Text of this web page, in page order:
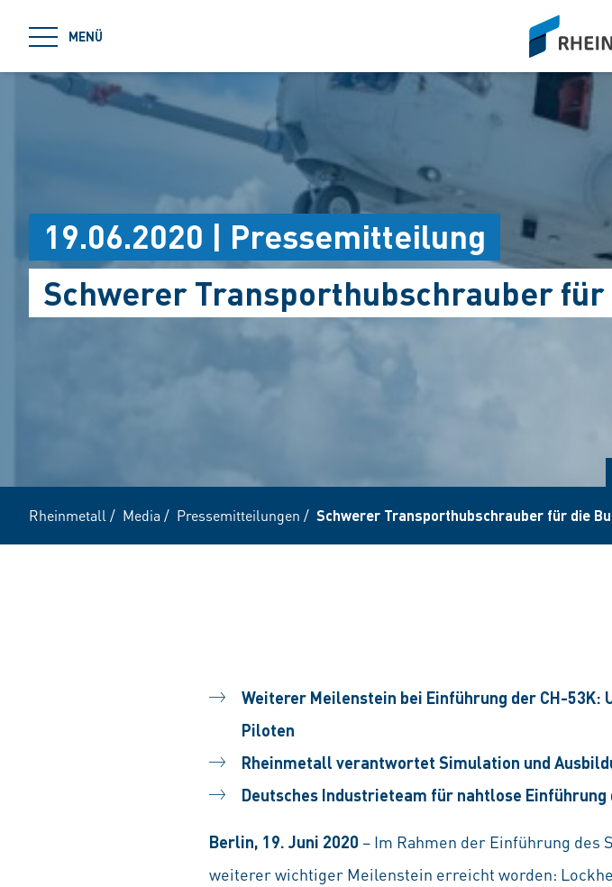
MENÜ
siteLogo
19.06.2020 | Pressemitteilung
Schwerer Transporthubschrauber
Rheinmetall / Media / Pressemitteilungen / Schwerer Transporthubschrauber für die
Weiterer Meilenstein bei Einführung der CH-
Piloten
Rheinmetall verantwortet Simulation und
Deutsches Industrieteam für nahtlose
Berlin, 19. Juni 2020 – Im Rahmen der Einführung des
weiterer wichtiger Meilenstein erreicht worden: